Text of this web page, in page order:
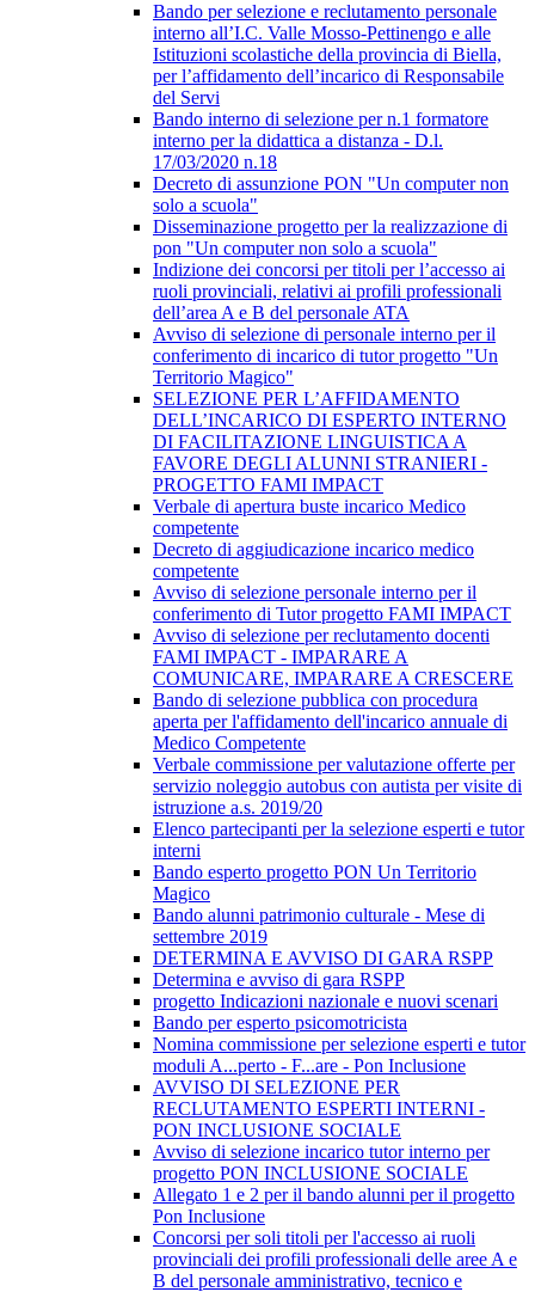
Bando per selezione e reclutamento personale
interno all’I.C. Valle Mosso-Pettinengo e alle
Istituzioni scolastiche della provincia di Biella,
per l’affidamento dell’incarico di Responsabile
del Servi
Bando interno di selezione per n.1 formatore
interno per la didattica a distanza - D.l.
17/03/2020 n.18
Decreto di assunzione PON "Un computer non
solo a scuola"
Disseminazione progetto per la realizzazione di
pon "Un computer non solo a scuola"
Indizione dei concorsi per titoli per l’accesso ai
ruoli provinciali, relativi ai profili professionali
dell’area A e B del personale ATA
Avviso di selezione di personale interno per il
conferimento di incarico di tutor progetto "Un
Territorio Magico"
SELEZIONE PER L’AFFIDAMENTO
DELL’INCARICO DI ESPERTO INTERNO
DI FACILITAZIONE LINGUISTICA A
FAVORE DEGLI ALUNNI STRANIERI -
PROGETTO FAMI IMPACT
Verbale di apertura buste incarico Medico
competente
Decreto di aggiudicazione incarico medico
competente
Avviso di selezione personale interno per il
conferimento di Tutor progetto FAMI IMPACT
Avviso di selezione per reclutamento docenti
FAMI IMPACT - IMPARARE A
COMUNICARE, IMPARARE A CRESCERE
Bando di selezione pubblica con procedura
aperta per l'affidamento dell'incarico annuale di
Medico Competente
Verbale commissione per valutazione offerte per
servizio noleggio autobus con autista per visite di
istruzione a.s. 2019/20
Elenco partecipanti per la selezione esperti e tutor
interni
Bando esperto progetto PON Un Territorio
Magico
Bando alunni patrimonio culturale - Mese di
settembre 2019
DETERMINA E AVVISO DI GARA RSPP
Determina e avviso di gara RSPP
progetto Indicazioni nazionale e nuovi scenari
Bando per esperto psicomotricista
Nomina commissione per selezione esperti e tutor
moduli A...perto - F...are - Pon Inclusione
AVVISO DI SELEZIONE PER
RECLUTAMENTO ESPERTI INTERNI -
PON INCLUSIONE SOCIALE
Avviso di selezione incarico tutor interno per
progetto PON INCLUSIONE SOCIALE
Allegato 1 e 2 per il bando alunni per il progetto
Pon Inclusione
Concorsi per soli titoli per l'accesso ai ruoli
provinciali dei profili professionali delle aree A e
B del personale amministrativo, tecnico e